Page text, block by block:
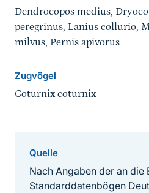
Dendrocopos medius,
peregrinus, Lanius collurio,
milvus, Pernis apivorus
Zugvögel
Coturnix coturnix
Quelle
Nach Angaben der an die
Standarddatenbögen